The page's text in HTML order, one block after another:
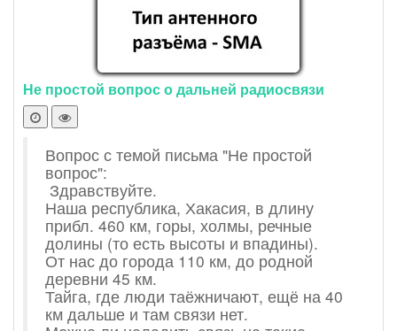
Не простой вопрос о дальней радиосвязи
Вопрос с темой письма "Не простой
вопрос":
Здравствуйте.
Наша республика, Хакасия, в длину
прибл. 460 км, горы, холмы, речные
долины (то есть высоты и впадины).
От нас до города 110 км, до родной
деревни 45 км.
Тайга, где люди таёжничают, ещё на 40
км дальше и там связи нет.